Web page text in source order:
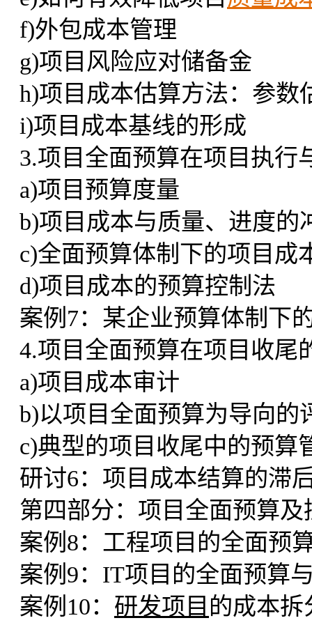
f)外包成本管理
g)项目风险应对储备金
h)项目成本估算方法：参数
i)项目成本基线的形成
3.项目全面预算在项目执行
a)项目预算度量
b)项目成本与质量、进度的
c)全面预算体制下的项目成
d)项目成本的预算控制法
案例7：某企业预算体制下
4.项目全面预算在项目收尾
a)项目成本审计
b)以项目全面预算为导向的
c)典型的项目收尾中的预算
研讨6：项目成本结算的滞
第四部分：项目全面预算
案例8：工程项目的全面预
案例9：IT项目的全面预算
案例10： 研发项目 的成本拆